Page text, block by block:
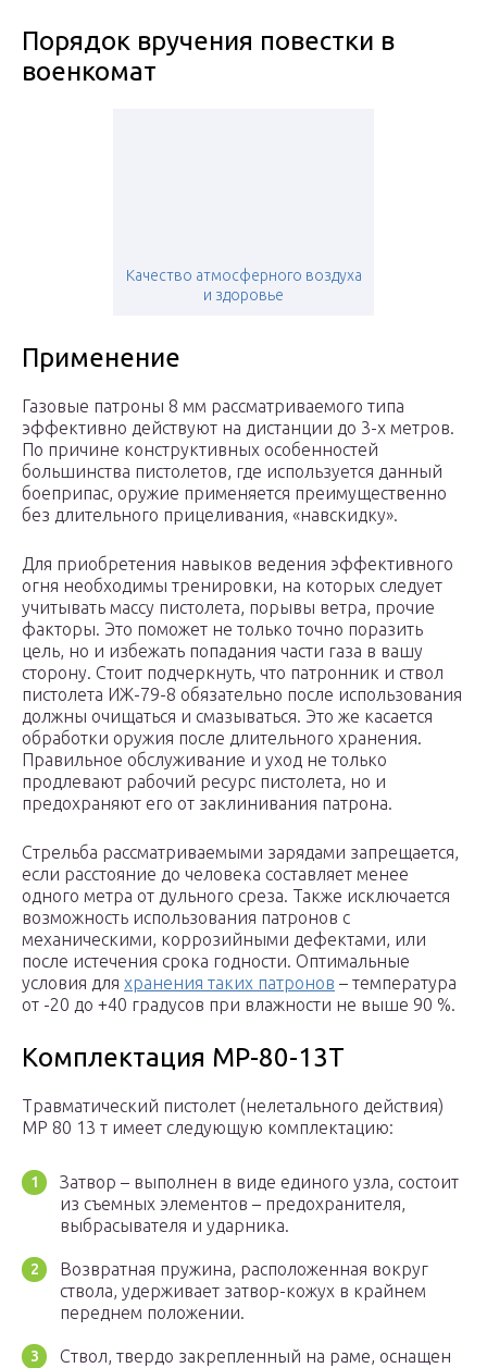
Порядок вручения повестки в
военкомат
Качество атмосферного воздуха
и здоровье
Применение
Газовые патроны 8 мм рассматриваемого типа
эффективно действуют на дистанции до 3-х метров.
По причине конструктивных особенностей
большинства пистолетов, где используется данный
боеприпас, оружие применяется преимущественно
без длительного прицеливания, «навскидку».
Для приобретения навыков ведения эффективного
огня необходимы тренировки, на которых следует
учитывать массу пистолета, порывы ветра, прочие
факторы. Это поможет не только точно поразить
цель, но и избежать попадания части газа в вашу
сторону. Стоит подчеркнуть, что патронник и ствол
пистолета ИЖ-79-8 обязательно после использования
должны очищаться и смазываться. Это же касается
обработки оружия после длительного хранения.
Правильное обслуживание и уход не только
продлевают рабочий ресурс пистолета, но и
предохраняют его от заклинивания патрона.
Стрельба рассматриваемыми зарядами запрещается,
если расстояние до человека составляет менее
одного метра от дульного среза. Также исключается
возможность использования патронов с
механическими, коррозийными дефектами, или
после истечения срока годности. Оптимальные
условия для хранения таких патронов – температура
от -20 до +40 градусов при влажности не выше 90 %.
Комплектация МР-80-13Т
Травматический пистолет (нелетального действия)
МР 80 13 т имеет следующую комплектацию:
Затвор – выполнен в виде единого узла, состоит
из съемных элементов – предохранителя,
выбрасывателя и ударника.
Возвратная пружина, расположенная вокруг
ствола, удерживает затвор-кожух в крайнем
переднем положении.
Ствол, твердо закрепленный на раме, оснащен